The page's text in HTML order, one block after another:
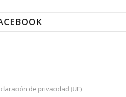
de privacidad (UE)